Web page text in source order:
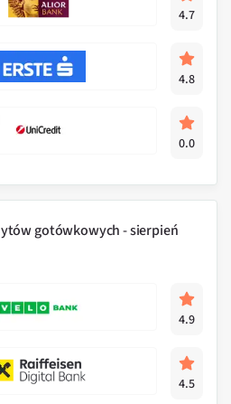
4.7
4.8
0.0
gotówkowych - sierpień
4.9
4.5